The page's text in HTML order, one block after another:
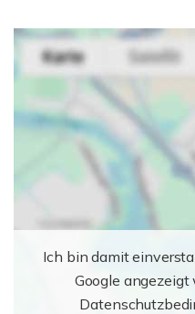
Ich bin damit
Google angezeigt